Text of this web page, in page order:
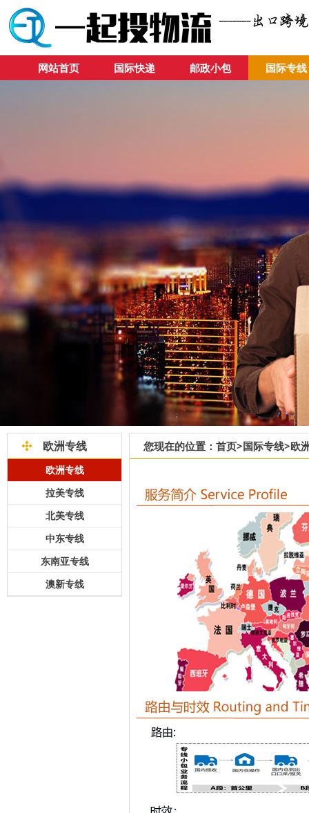
网站首页 国际快递 邮政小包 国际专线
欧洲专线
欧洲专线
拉美专线
北美专线
中东专线
东南亚专线
澳新专线
您现在的位置： 首页>国际专线>欧